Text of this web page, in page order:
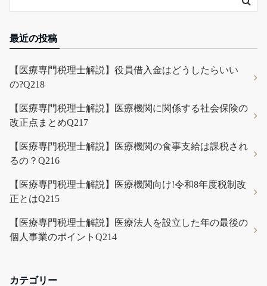
最近の投稿
【医療専門税理士解説】役員借入金はどうしたらいい
の?Q218
【医療専門税理士解説】医療機関に関係する社会保険の
改正点まとめQ217
【医療専門税理士解説】医療機関の食事支給は課税され
るの？Q216
【医療専門税理士解説】医療機関向け!令和8年度税制改
正とはQ215
【医療専門税理士解説】医療法人を設立した年の最後の
個人事業のポイントQ214
カテゴリー